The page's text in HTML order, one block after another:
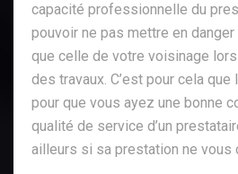
capacité professionnelle du
pouvoir ne pas mettre en
que celle de votre voisinage
des travaux. C’est pour cela
pour que vous ayez une bonne
qualité de service d’un
ailleurs si sa prestation ne vous